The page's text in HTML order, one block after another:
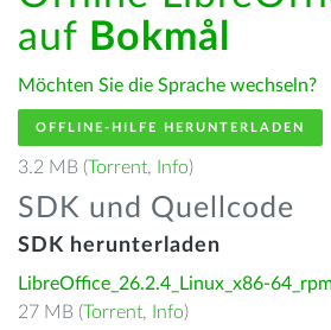
auf Bokmål
Möchten Sie die Sprache wechseln?
OFFLINE-HILFE HERUNTERLADEN
3.2 MB (Torrent, Info)
SDK und Quellcode
SDK herunterladen
LibreOffice_26.2.4_Linux_x86-
27 MB (Torrent, Info)